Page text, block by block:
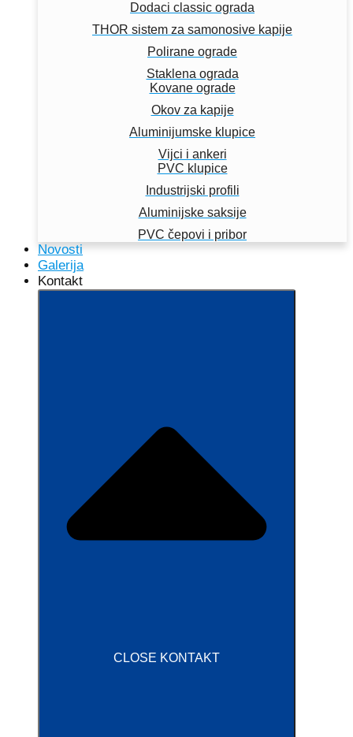
Dodaci classic ograda
THOR sistem za samonosive kapije
Polirane ograde
Staklena ograda
Kovane ograde
Okov za kapije
Aluminijumske klupice
Vijci i ankeri
PVC klupice
Industrijski profili
Aluminijske saksije
PVC čepovi i pribor
Novosti
Galerija
Kontakt
CLOSE KONTAKT